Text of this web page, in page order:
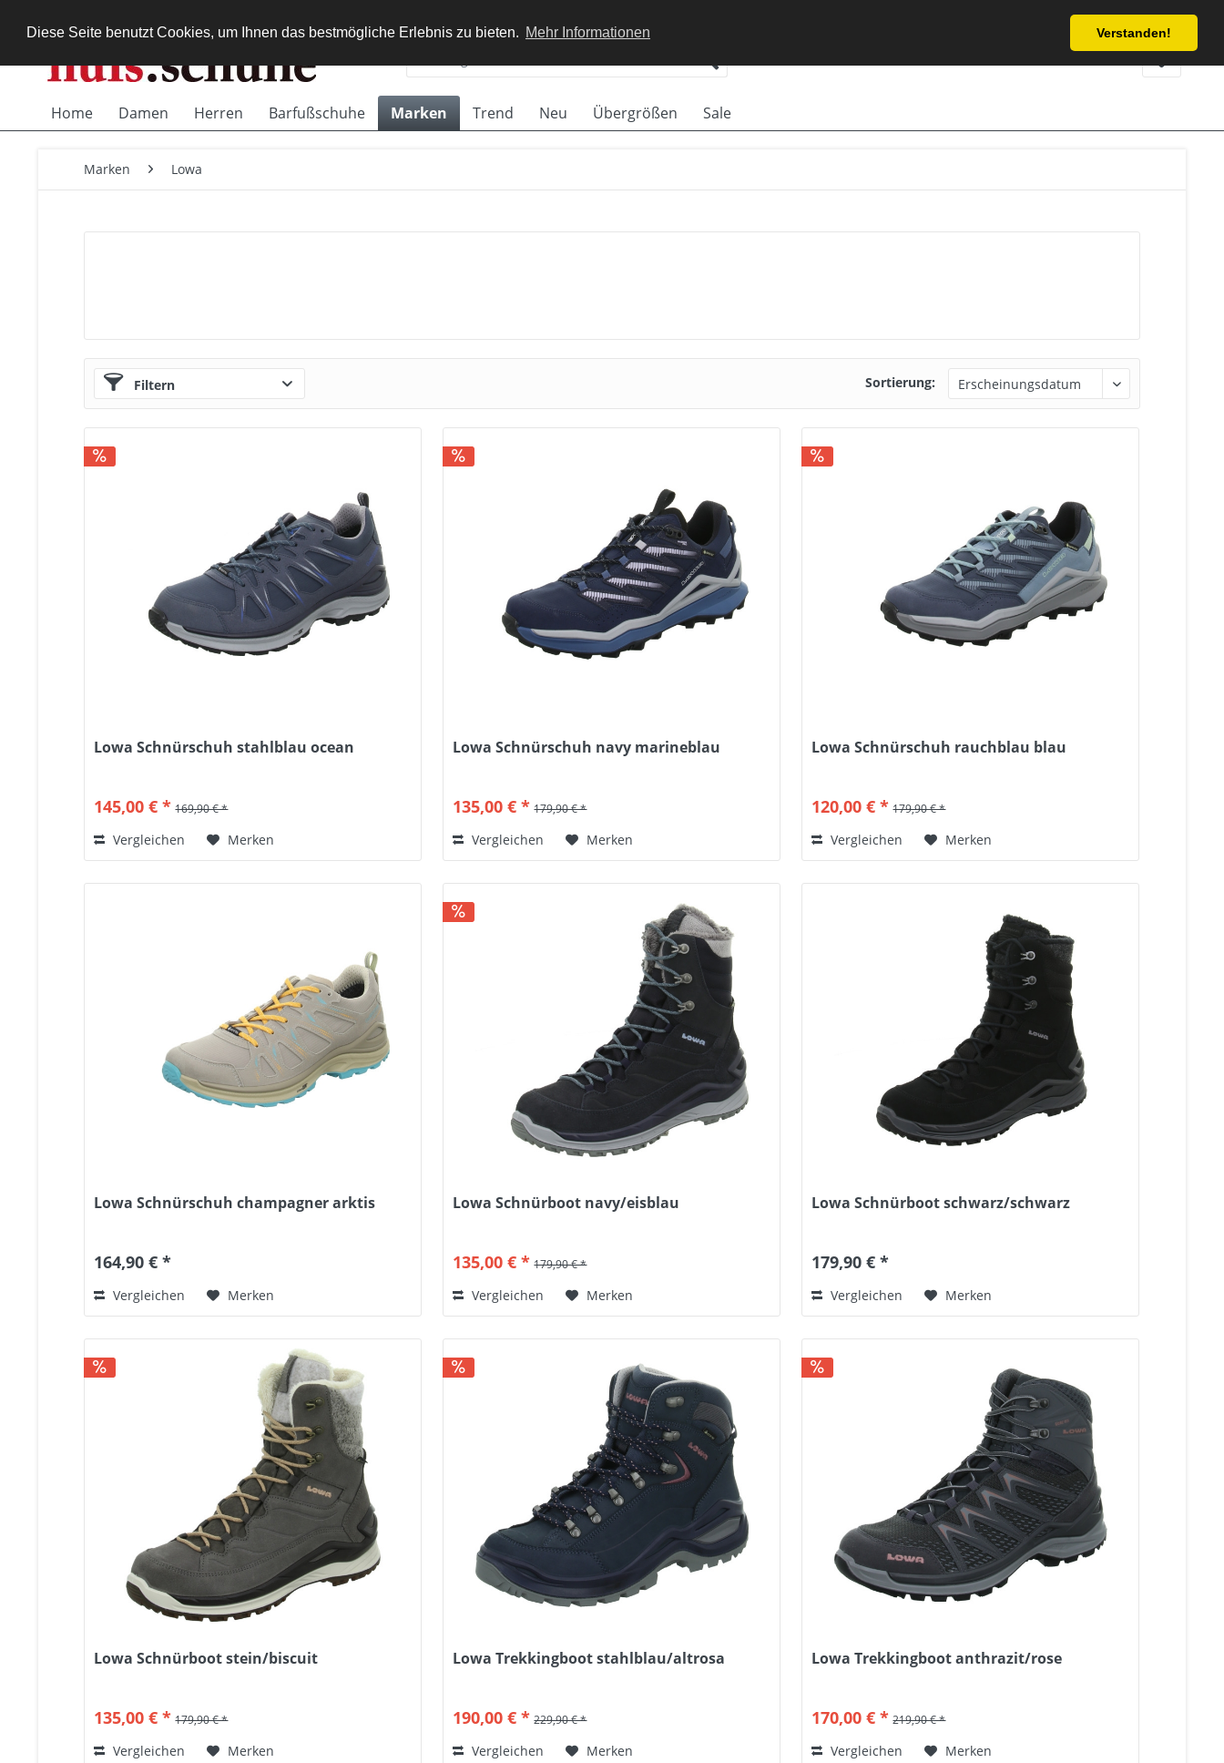
Diese Seite benutzt Cookies, um Ihnen das bestmögliche Erlebnis zu bieten. Mehr Informationen Verstanden!
Service/Hilfe
Home Damen Herren Barfußschuhe Marken Trend Neu Übergrößen Sale
Marken Lowa
Filtern Sortierung:
Lowa Schnürschuh stahlblau ocean
145,00 € * 169,90 € *
Vergleichen Merken
Lowa Schnürschuh navy marineblau
135,00 € * 179,90 € *
Vergleichen Merken
Lowa Schnürschuh rauchblau blau
120,00 € * 179,90 € *
Vergleichen Merken
Lowa Schnürschuh champagner arktis
164,90 € *
Vergleichen Merken
Lowa Schnürboot navy/eisblau
135,00 € * 179,90 € *
Vergleichen Merken
Lowa Schnürboot schwarz/schwarz
179,90 € *
Vergleichen Merken
Lowa Schnürboot stein/biscuit
135,00 € * 179,90 € *
Vergleichen Merken
Lowa Trekkingboot stahlblau/altrosa
190,00 € * 229,90 € *
Vergleichen Merken
Lowa Trekkingboot anthrazit/rose
170,00 € * 219,90 € *
Vergleichen Merken